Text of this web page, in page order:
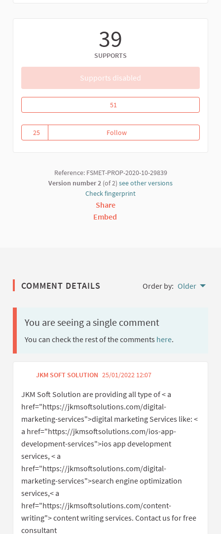
39
SUPPORTS
Supports disabled
Riposte communautaire contre la
51
25
25 followers
FollowRiposte communautaire contre
Reference: FSMET-PROP-2020-10-29839
Version number 2 (of 2) see other versions
Check fingerprint
Share
Embed
COMMENT DETAILS Order by: Older
You are seeing a single comment
You can check the rest of the comments here.
JKM SOFT SOLUTION 25/01/2022 12:07
JKM Soft Solution are providing all type of < a
href="https://jkmsoftsolutions.com/digital-
marketing-services">digital marketing Services like: <
a href="https://jkmsoftsolutions.com/ios-app-
development-services">ios app development
services, < a
href="https://jkmsoftsolutions.com/digital-
marketing-services">search engine optimization
services,< a
href="https://jkmsoftsolutions.com/content-
writing"> content writing services. Contact us for free
consultant